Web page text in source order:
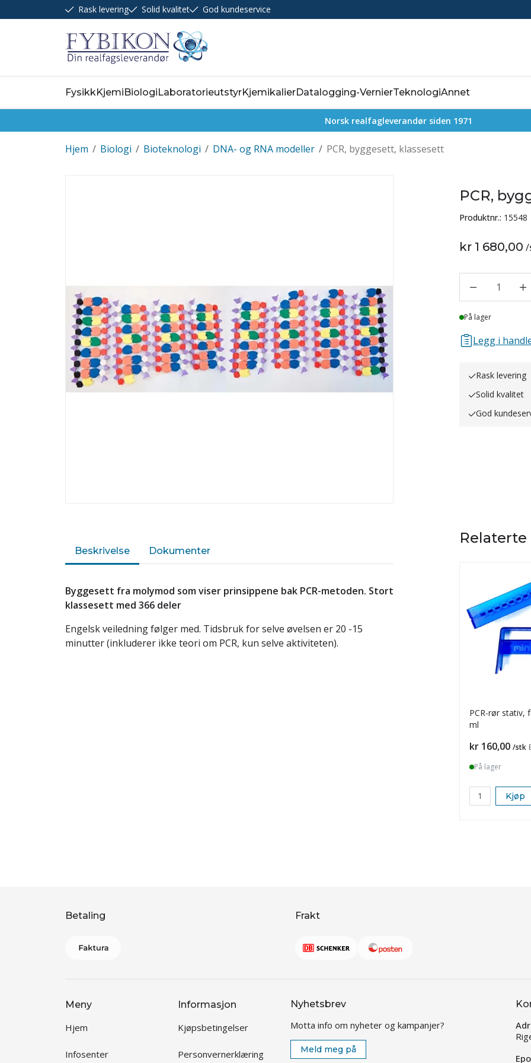
Rask levering Solid kvalitet God kundeservice
FysikkKjemiBiologiLaboratorieutstyrKjemikalierDatalogging-VernierTeknologiAnnet
Norsk realfagleverandør siden 1971
/
Hjem /
Biologi /
Bioteknologi /
DNA- og RNA modeller PCR, byggesett, klassesett
PCR,
Produktnr.: 15548
kr 1 680,00 /
1
Lager
På lager
Legg i
Rask levering
Solid kvalitet
God
Beskrivelse Dokumenter
Byggesett fra molymod som viser prinsippene bak PCR-metoden. Stort
klassesett med 366 deler
Engelsk veiledning følger med. Tidsbruk for selve øvelsen er 20 -15
minutter (inkluderer ikke teori om PCR, kun selve aktiviteten).
PCR-rør stativ,
ml
Pris
kr 160,00 /stk
På lager
Kjøp
Betaling Frakt
Meny
Hjem
Infosenter
Informasjon
Kjøpsbetingelser
Personvernerklæring
Nyhetsbrev
Motta info om nyheter og kampanjer?
Meld meg på